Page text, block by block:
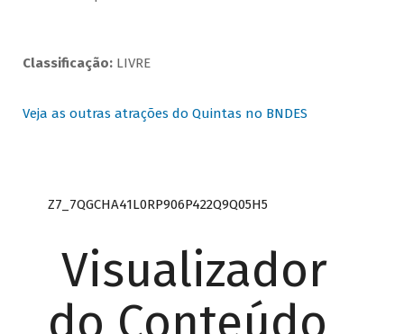
Classificação: LIVRE
Veja as outras atrações do Quintas no BNDES
Z7_7QGCHA41L0RP906P422Q9Q05H5
Visualizador
do Conteúdo